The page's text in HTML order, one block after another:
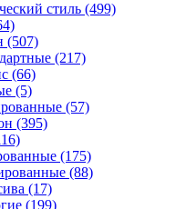
стиль (499)
(507)
(217)
(66)
(5)
(57)
(395)
(175)
(88)
(17)
(199)